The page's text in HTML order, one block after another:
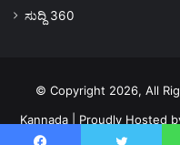
ಸುದ್ದಿ 360
© Copyright 2026, All
Kannada| Proudly Hosted